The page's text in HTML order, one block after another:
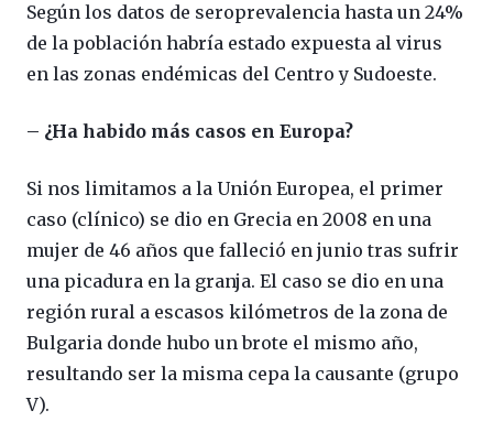
Según los datos de seroprevalencia hasta un 24%
de la población habría estado expuesta al virus
en las zonas endémicas del Centro y Sudoeste.
– ¿Ha habido más casos en Europa?
Si nos limitamos a la Unión Europea, el primer
caso (clínico) se dio en Grecia en 2008 en una
mujer de 46 años que falleció en junio tras sufrir
una picadura en la granja. El caso se dio en una
región rural a escasos kilómetros de la zona de
Bulgaria donde hubo un brote el mismo año,
resultando ser la misma cepa la causante (grupo
V).